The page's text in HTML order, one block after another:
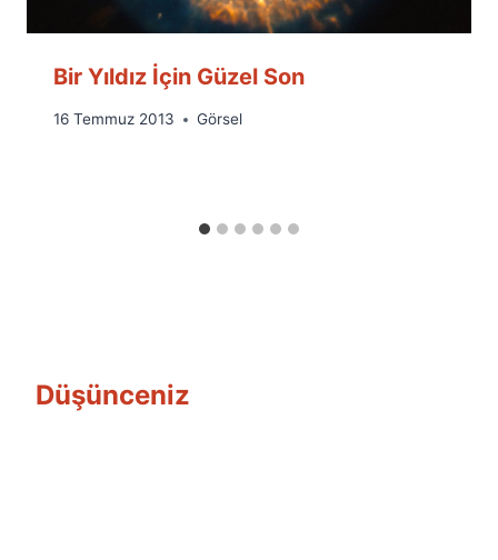
Bir Yıldız İçin Güzel Son
By
16 Temmuz 2013 Görsel
Düşünceniz